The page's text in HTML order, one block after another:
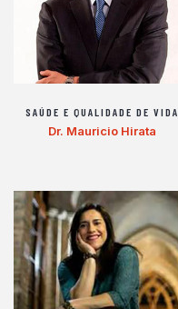
SAÚDE E QUALIDADE DE VIDA
Dr. Mauricio Hirata